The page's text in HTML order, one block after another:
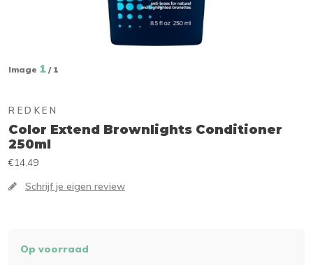
Image 1 / 1
REDKEN
Color Extend Brownlights Conditioner
250ml
€14,49
Schrijf je eigen review
Op voorraad